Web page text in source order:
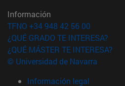
Información
TFNO +34 948 42 56 00
¿QUÉ GRADO TE INTERESA?
¿QUÉ MÁSTER TE INTERESA?
© Universidad de Navarra
Información legal